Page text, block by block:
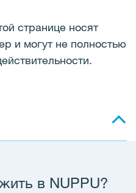
странице носят
и могут не полностью
в NUPPU?